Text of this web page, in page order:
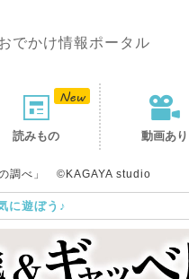
でかけ情報ポータル
読みもの 動画あり
の調べ」 ©️KAGAYA studio
に遊ぼう♪